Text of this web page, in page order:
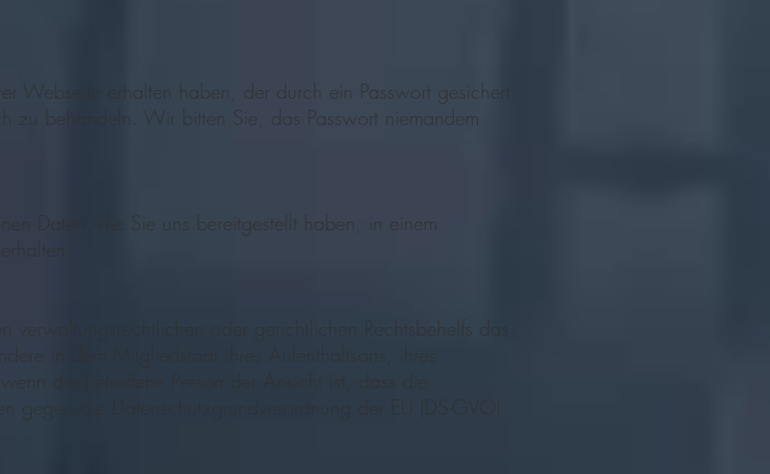
Webseite erhalten haben, der durch ein Passwort gesichert
zu behandeln. Wir bitten Sie, das Passwort niemandem
Daten, die Sie uns bereitgestellt haben, in einem
verwaltungsrechtlichen oder gerichtlichen Rechtsbehelfs das
in dem Mitgliedstaat ihres Aufenthaltsorts, ihres
die betroffene Person der Ansicht ist, dass die
gegen die Datenschutzgrundverordnung der EU (DS-GVO)